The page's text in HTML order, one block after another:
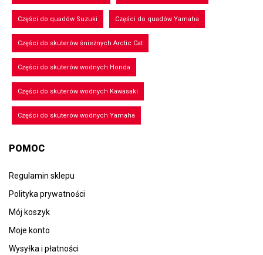
Części do quadów Suzuki Części do quadów Yamaha
Części do skuterów śnieżnych Arctic Cat
Części do skuterów wodnych Honda
Części do skuterów wodnych Kawasaki
Części do skuterów wodnych Yamaha
POMOC
Regulamin sklepu
Polityka prywatności
Mój koszyk
Moje konto
Wysyłka i płatności